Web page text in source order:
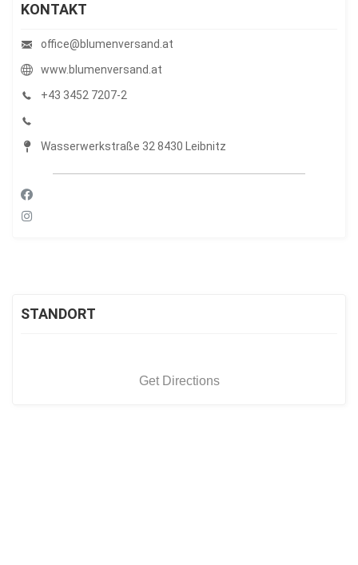
KONTAKT
office@blumenversand.at
www.blumenversand.at
+43 3452 7207-2
Wasserwerkstraße 32 8430 Leibnitz
STANDORT
Get Directions